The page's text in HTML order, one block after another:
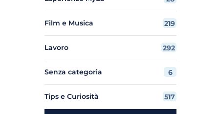
Film e Musica 219
Lavoro 292
Senza categoria 6
Tips e Curiosità 517